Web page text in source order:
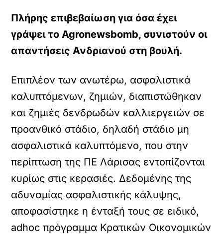
Πλήρης επιβεβαίωση για όσα έχει
γράψει το Agronewsbomb, συνιστούν οι
απαντήσεις Ανδριανού στη βουλή.
Επιπλέον των ανωτέρω, ασφαλιστικά
καλυπτόμενων, ζημιών, διαπιστώθηκαν
και ζημιές δενδρωδών καλλιεργειών σε
προανθικό στάδιο, δηλαδή στάδιο μη
ασφαλιστικά καλυπτόμενο, που στην
περίπτωση της ΠΕ Λάρισας εντοπίζονται
κυρίως στις κερασιές. Δεδομένης της
αδυναμίας ασφαλιστικής κάλυψης,
αποφασίστηκε η ένταξή τους σε ειδικό,
adhoc πρόγραμμα Κρατικών Οικονομικών